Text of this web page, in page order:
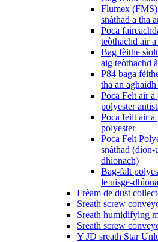
Flumex
snàthad a tha
Poca
teòthachd air
Bag fèithe
aig teòthachd
P84 baga
tha an
Poca Felt air a
polyester
Poca feilt air a
polyester
Poca Felt
snàthad (dìon-
dhìonach)
Bag-falt
le uisge-
Frèam de dust
Sreath screw
Sreath humidifying
Sreath screw
Y JD sreath Star